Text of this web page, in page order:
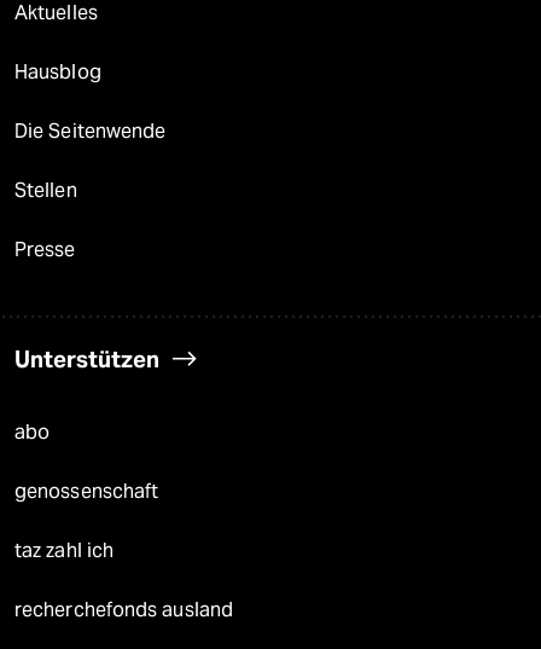
Aktuelles
Hausblog
Die Seitenwende
Stellen
Presse
Unterstützen
abo
genossenschaft
taz zahl ich
recherchefonds ausland